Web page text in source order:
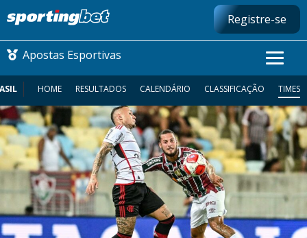
Registre-se
Apostas Esportivas
CONMEBOL LIBERTADORES
FUTEBOL NACIONAL
FUTEBOL INTERNACIONAL
COMO APOSTAR
HOME RESULTADOS CALENDÁRIO CLASSIFICAÇÃO TIMES